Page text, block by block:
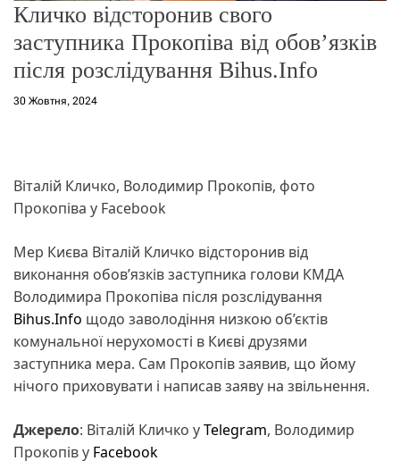
Кличко відсторонив свого
заступника Прокопіва від обов’язків
після розслідування Bihus.Info
30 Жовтня, 2024
Віталій Кличко, Володимир Прокопів, фото
Прокопіва у Facebook
Мер Києва Віталій Кличко відсторонив від
виконання обов’язків заступника голови КМДА
Володимира Прокопіва після розслідування
Bihus.Info щодо заволодіння низкою об’єктів
комунальної нерухомості в Києві друзями
заступника мера. Сам Прокопів заявив, що йому
нічого приховувати і написав заяву на звільнення.
Джерело: Віталій Кличко уTelegram, Володимир
Прокопів у Facebook